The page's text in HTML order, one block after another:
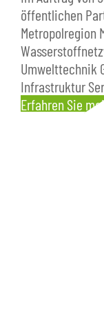
öffentlichen
Metropolregion
Umwelttechnik
Infrastruktur
Erfahren Sie